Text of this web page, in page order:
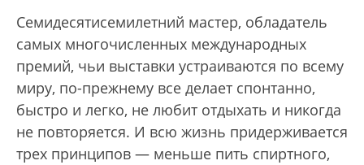
Семидесятисемилетний мастер, обладатель
самых многочисленных международных
премий, чьи выставки устраиваются по всему
миру, по-прежнему все делает спонтанно,
быстро и легко, не любит отдыхать и никогда
не повторяется. И всю жизнь придерживается
трех принципов — меньше пить спиртного,